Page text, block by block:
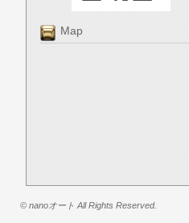
Map
© nanoオート All Rights Reserved.